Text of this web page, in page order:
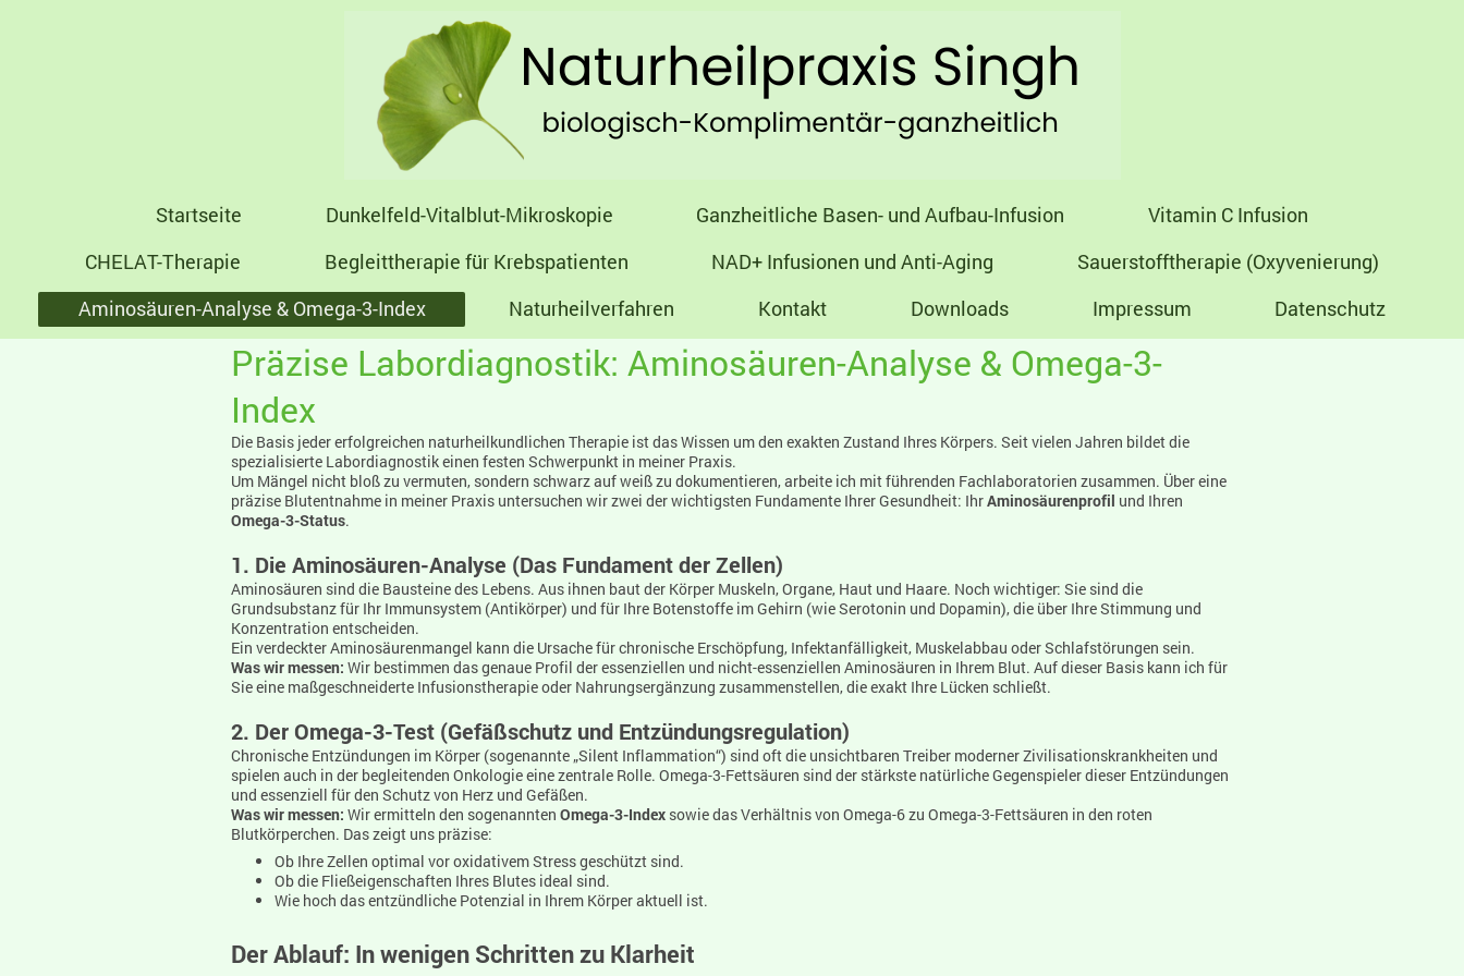
Startseite Dunkelfeld-Vitalblut-Mikroskopie Ganzheitliche Basen- und Aufbau-Infusion
Vitamin C Infusion
CHELAT-Therapie
Begleittherapie für Krebspatienten NAD+ Infusionen und Anti-Aging
Sauerstofftherapie (Oxyvenierung)
Aminosäuren-Analyse & Omega-3-Index
Naturheilverfahren Kontakt Downloads Impressum Datenschutz
Präzise Labordiagnostik: Aminosäuren-Analyse & Omega-3-
Index
Die Basis jeder erfolgreichen naturheilkundlichen Therapie ist das Wissen um den exakten Zustand Ihres Körpers. Seit vielen Jahren bildet die
spezialisierte Labordiagnostik einen festen Schwerpunkt in meiner Praxis.
Um Mängel nicht bloß zu vermuten, sondern schwarz auf weiß zu dokumentieren, arbeite ich mit führenden Fachlaboratorien zusammen. Über eine
präzise Blutentnahme in meiner Praxis untersuchen wir zwei der wichtigsten Fundamente Ihrer Gesundheit: IhrAminosäurenprofil und Ihren
Omega-3-Status.
1. Die Aminosäuren-Analyse (Das Fundament der Zellen)
Aminosäuren sind die Bausteine des Lebens. Aus ihnen baut der Körper Muskeln, Organe, Haut und Haare. Noch wichtiger: Sie sind die
Grundsubstanz für Ihr Immunsystem (Antikörper) und für Ihre Botenstoffe im Gehirn (wie Serotonin und Dopamin), die über Ihre Stimmung und
Konzentration entscheiden.
Ein verdeckter Aminosäurenmangel kann die Ursache für chronische Erschöpfung, Infektanfälligkeit, Muskelabbau oder Schlafstörungen sein.
Was wir messen: Wir bestimmen das genaue Profil der essenziellen und nicht-essenziellen Aminosäuren in Ihrem Blut. Auf dieser Basis kann ich für
Sie eine maßgeschneiderte Infusionstherapie oder Nahrungsergänzung zusammenstellen, die exakt Ihre Lücken schließt.
2. Der Omega-3-Test (Gefäßschutz und Entzündungsregulation)
Chronische Entzündungen im Körper (sogenannte „Silent Inflammation“) sind oft die unsichtbaren Treiber moderner Zivilisationskrankheiten und
spielen auch in der begleitenden Onkologie eine zentrale Rolle. Omega-3-Fettsäuren sind der stärkste natürliche Gegenspieler dieser Entzündungen
und essenziell für den Schutz von Herz und Gefäßen.
Was wir messen: Wir ermitteln den sogenannten Omega-3-Index sowie das Verhältnis von Omega-6 zu Omega-3-Fettsäuren in den roten
Blutkörperchen. Das zeigt uns präzise:
Ob Ihre Zellen optimal vor oxidativem Stress geschützt sind.
Ob die Fließeigenschaften Ihres Blutes ideal sind.
Wie hoch das entzündliche Potenzial in Ihrem Körper aktuell ist.
Der Ablauf: In wenigen Schritten zu Klarheit